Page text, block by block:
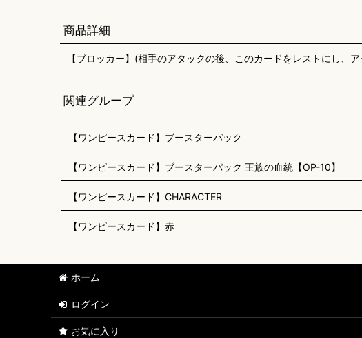
商品詳細
【ブロッカー】(相手のアタックの後、このカードをレストにし、
関連グループ
【ワンピースカード】ブースターパック
【ワンピースカード】ブースターパック 王族の血統【OP-10】
【ワンピースカード】CHARACTER
【ワンピースカード】赤
ホーム
ログイン
お気に入り